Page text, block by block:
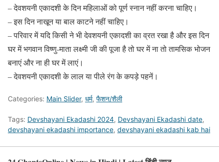
– देवशयनी एकादशी के दिन महिलाओं को पूर्ण स्नान नहीं करना चाहिए।
– इस दिन नाखून या बाल काटने नहीं चाहिए।
– परिवार में यदि किसी ने भी देवशयनी एकादशी का व्रत रखा है और इस दिन
घर में भगवान विष्णु-माता लक्ष्मी जी की पूजा है तो घर में ना तो तामसिक भोजन
बनाएं और ना ही घर में लाएं।
– देवशयनी एकादशी के लाल या पीले रंग के कपड़े पहनें।
Categories: Main Slider, धर्म, फैशन/शैली
Tags: Devshayani Ekadashi 2024, Devshayani Ekadashi date,
devshayani ekadashi importance, devshayani ekadashi kab hai